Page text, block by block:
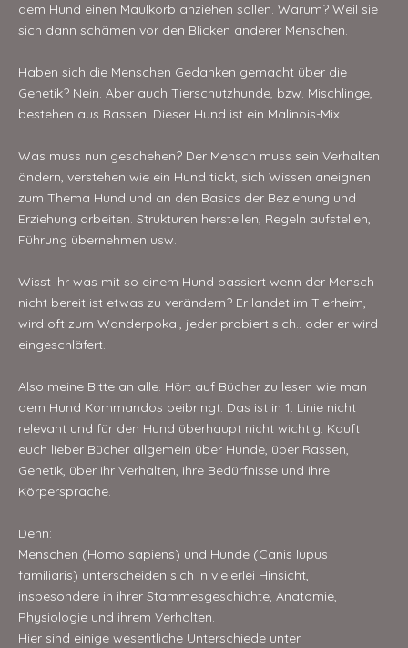
dem Hund einen Maulkorb anziehen sollen. Warum? Weil sie
sich dann schämen vor den Blicken anderer Menschen.
Haben sich die Menschen Gedanken gemacht über die
Genetik? Nein. Aber auch Tierschutzhunde, bzw. Mischlinge,
bestehen aus Rassen. Dieser Hund ist ein Malinois-Mix.
Was muss nun geschehen? Der Mensch muss sein Verhalten
ändern, verstehen wie ein Hund tickt, sich Wissen aneignen
zum Thema Hund und an den Basics der Beziehung und
Erziehung arbeiten. Strukturen herstellen, Regeln aufstellen,
Führung übernehmen usw.
Wisst ihr was mit so einem Hund passiert wenn der Mensch
nicht bereit ist etwas zu verändern? Er landet im Tierheim,
wird oft zum Wanderpokal, jeder probiert sich.. oder er wird
eingeschläfert.
Also meine Bitte an alle. Hört auf Bücher zu lesen wie man
dem Hund Kommandos beibringt. Das ist in 1. Linie nicht
relevant und für den Hund überhaupt nicht wichtig. Kauft
euch lieber Bücher allgemein über Hunde, über Rassen,
Genetik, über ihr Verhalten, ihre Bedürfnisse und ihre
Körpersprache.
Denn:
Menschen (Homo sapiens) und Hunde (Canis lupus
familiaris) unterscheiden sich in vielerlei Hinsicht,
insbesondere in ihrer Stammesgeschichte, Anatomie,
Physiologie und ihrem Verhalten.
Hier sind einige wesentliche Unterschiede unter